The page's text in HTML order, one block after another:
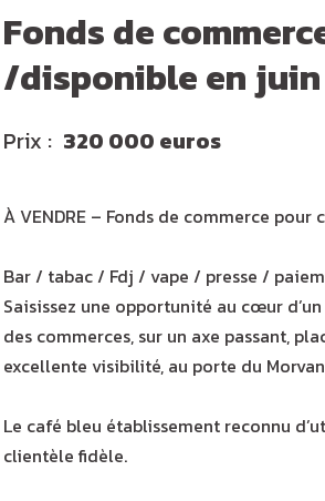
Fonds de
/disponible en juin
Prix 320 000 euros
À VENDRE – Fonds de commerce
Bar / tabac / Fdj / vape / presse /
Saisissez une opportunité au cœur
des commerces, sur un axe passant,
excellente visibilité, au porte du
Le café bleu établissement reconnu
clientèle fidèle.